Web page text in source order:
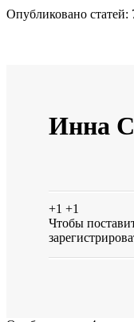
Опубликовано статей:
Инна
+1 +1
Чтобы